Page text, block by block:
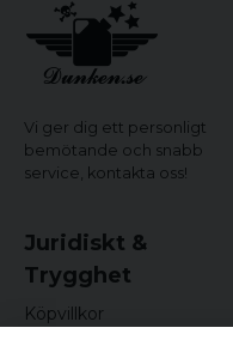
Vi ger dig ett personligt
bemötande och snabb
service, kontakta oss!
Juridiskt &
Trygghet
Köpvillkor